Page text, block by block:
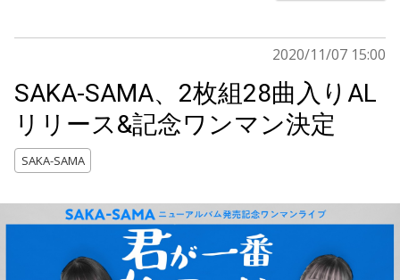
2020/11/07 15:00
SAKA-SAMA、2枚組28曲入りAL
リリース&記念ワンマン決定
SAKA-SAMA